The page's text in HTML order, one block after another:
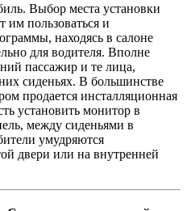
Выбор места установки
им пользоваться и
находясь в салоне
для водителя. Вполне
пассажир и те лица,
сиденьях. В большинстве
продается инсталляционная
установить монитор в
между сиденьями в
умудряются
двери или на внутренней